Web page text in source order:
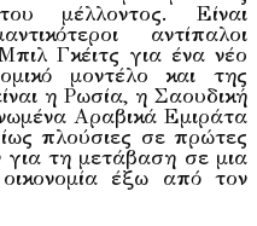
του μέλλοντος. Είναι
αντίπαλοι
Γκέιτς για ένα νέο
μοντέλο και της
η Ρωσία, η Σαουδική
Αραβικά Εμιράτα
πλούσιες σε πρώτες
τη μετάβαση σε μια
οικονομία έξω από τον